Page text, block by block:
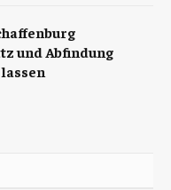
und Abfindung